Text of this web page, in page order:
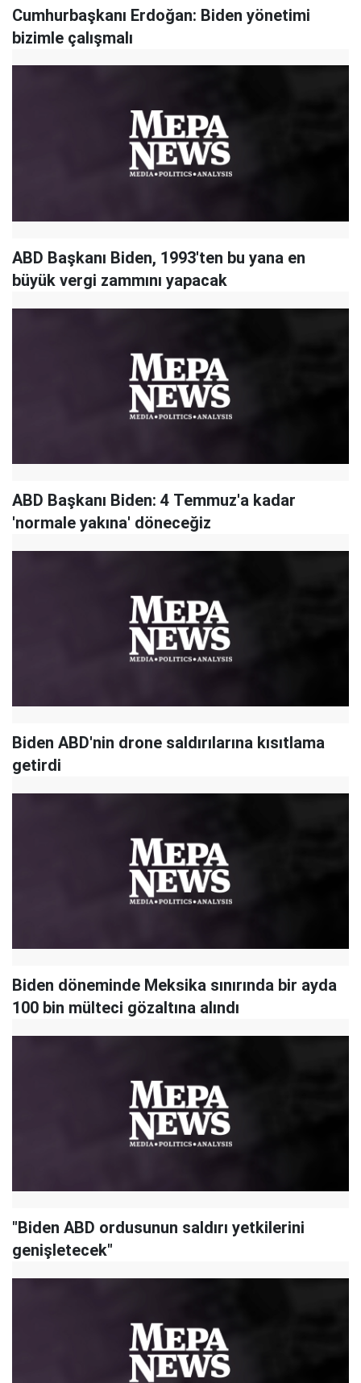
Cumhurbaşkanı Erdoğan: Biden yönetimi
bizimle çalışmalı
ABD Başkanı Biden, 1993'ten bu yana en
büyük vergi zammını yapacak
ABD Başkanı Biden: 4 Temmuz'a kadar
'normale yakına' döneceğiz
Biden ABD'nin drone saldırılarına kısıtlama
getirdi
Biden döneminde Meksika sınırında bir ayda
100 bin mülteci gözaltına alındı
"Biden ABD ordusunun saldırı yetkilerini
genişletecek"